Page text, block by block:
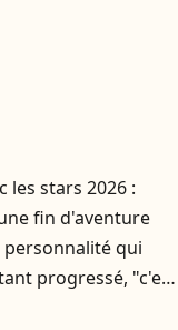
les stars 2026 :
fin d'aventure
qui
progressé, "c'est